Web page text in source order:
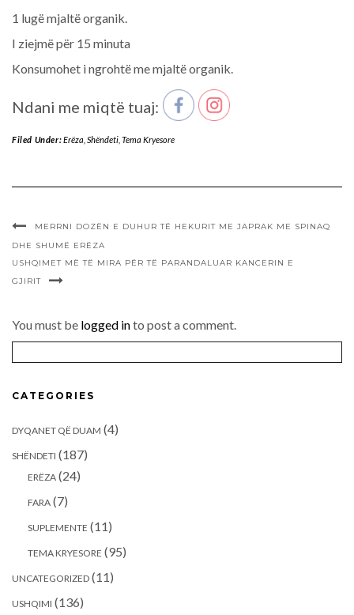
1 lugë mjaltë organik.
I ziejmë për 15 minuta
Konsumohet i ngrohtë me mjaltë organik.
Ndani me miqtë tuaj:
Filed Under:Erëza Shëndeti, Tema Kryesore
MERRNI DOZËN E DUHUR TË HEKURIT ME JAPRAK ME SPINAQ
DHE SHUMË ERËZA
USHQIMET MË TË MIRA PËR TË PARANDALUAR KANCERIN E
GJIRIT
You must be logged into post a comment.
CATEGORIES
DYQANET QË DUAM (4)
SHËNDETI (187)
ERËZA (24)
FARA (7)
SUPLEMENTE (11)
TEMA KRYESORE (95)
UNCATEGORIZED (11)
USHQIMI (136)